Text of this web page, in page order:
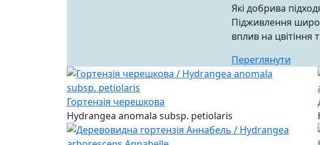
Які добрива
Підживлення
вплив на цвітіння
Переглянути
Гортензія черешкова
Hydrangea anomala subsp. petiolaris